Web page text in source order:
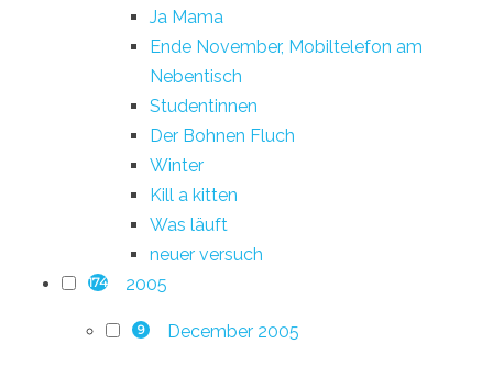
Ja Mama
Ende November, Mobiltelefon am
Nebentisch
Studentinnen
Der Bohnen Fluch
Winter
Kill a kitten
Was läuft
neuer versuch
174 2005
9 December 2005